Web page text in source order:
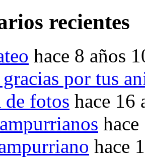
recientes
hace 8 años
por tus
de fotos hace 16
hace